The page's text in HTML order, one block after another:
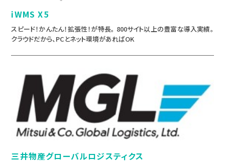
iWMS X5
スピード！かんたん！拡張性！が特長。 800サイト以上の豊富な導入実績。
クラウドだから、PCとネット環境があればOK
三井物産グローバルロジスティクス